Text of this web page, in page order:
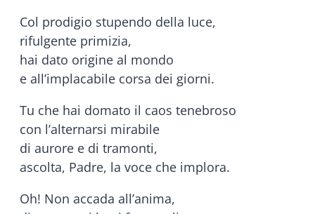
Col prodigio stupendo della luce,
rifulgente primizia,
hai dato origine al mondo
e all’implacabile corsa dei giorni.
Tu che hai domato il caos tenebroso
con l’alternarsi mirabile
di aurore e di tramonti,
ascolta, Padre, la voce che implora.
Oh! Non accada all’anima,